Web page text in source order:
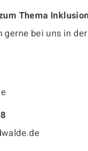
Thema
gerne bei uns in